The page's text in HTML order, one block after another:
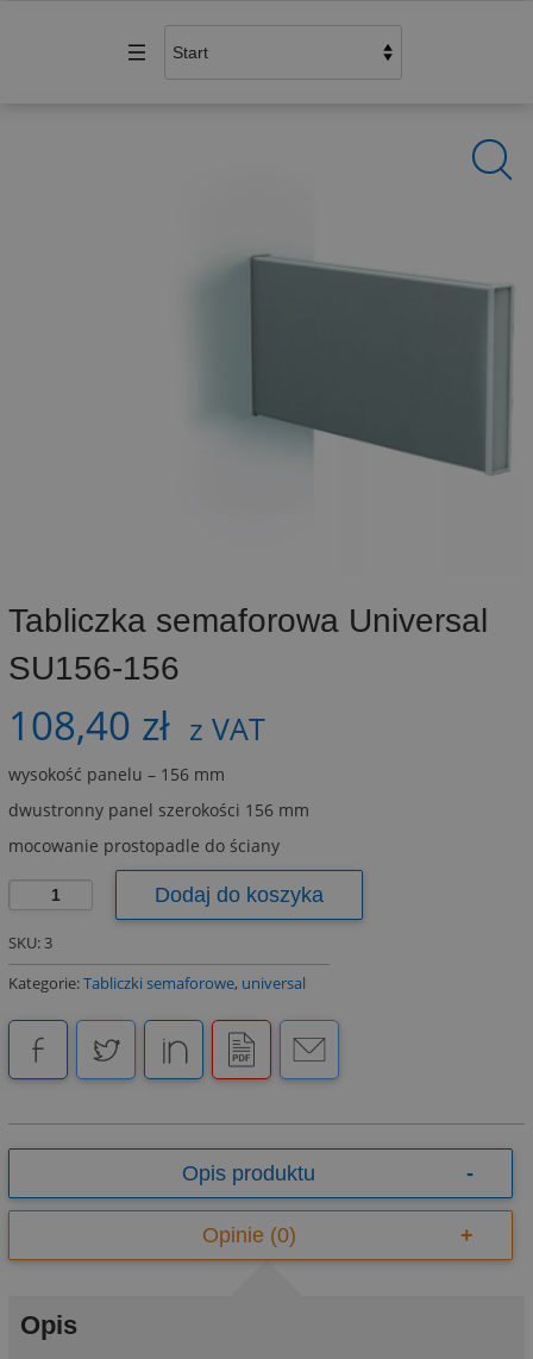
Tabliczka semaforowa Universal
SU156-156
108,40 zł z VAT
wysokość panelu – 156 mm
dwustronny panel szerokości 156 mm
mocowanie prostopadle do ściany
Tabliczka
semaforowa
Universal
SU156-
Dodaj do koszyka
SKU: 3
Kategorie:Tabliczki semaforowe, universal
Opis produktu
Opinie (0)
Opis